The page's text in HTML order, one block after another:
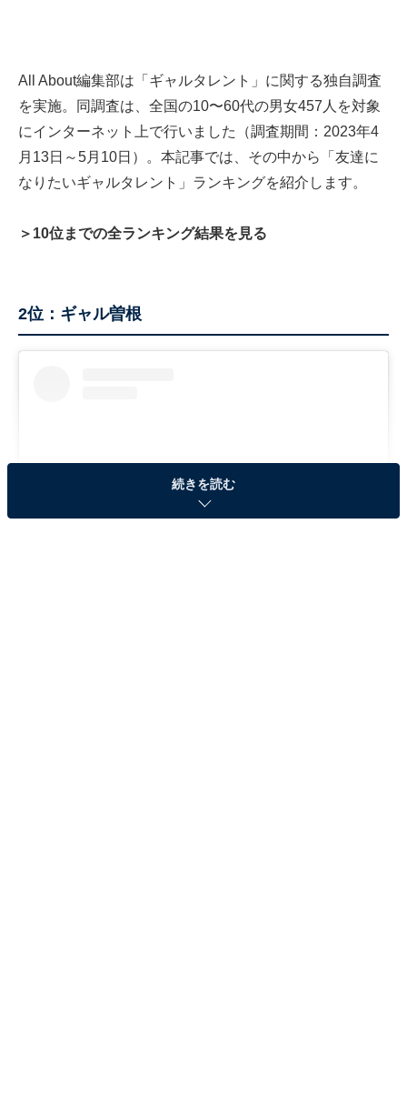
All About編集部は「ギャルタレント」に関する独自調査
を実施。同調査は、全国の10〜60代の男女457人を対象
にインターネット上で行いました（調査期間：2023年4
月13日～5月10日）。本記事では、その中から「友達に
なりたいギャルタレント」ランキングを紹介します。
＞10位までの全ランキング結果を見る
2位：ギャル曽根
続きを読む